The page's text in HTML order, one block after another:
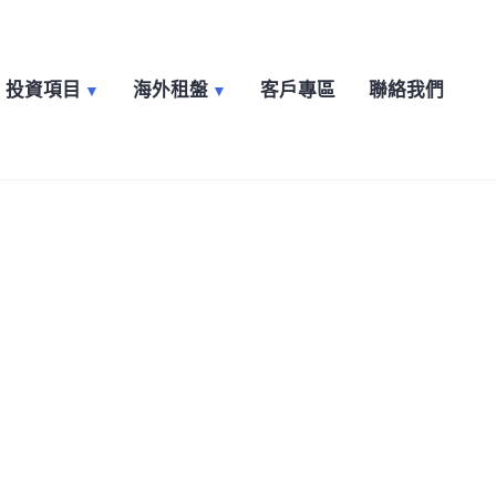
投資項目 海外租盤 客戶專區 聯絡我們